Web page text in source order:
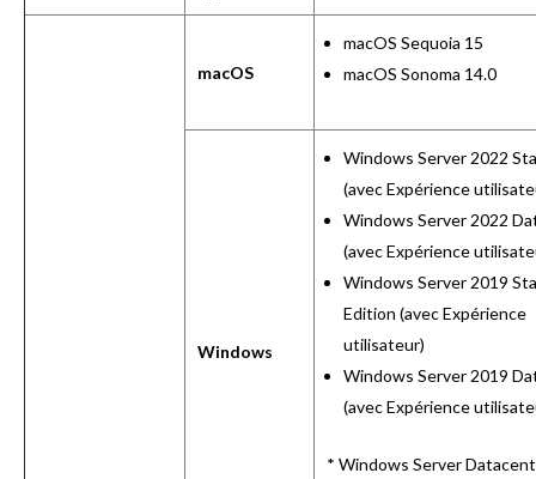
macOS
macOS Sequoia 15
macOS Sonoma 14.0
Windows
Windows Server 2022
(avec Expérience
Windows Server 2022
(avec Expérience
Windows Server 2019
Edition (avec Expérience
utilisateur)
Windows Server 2019
(avec Expérience
* Windows Server